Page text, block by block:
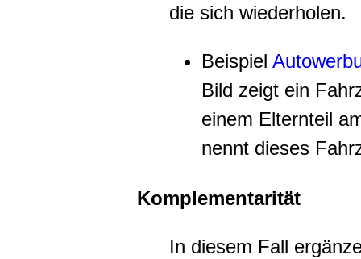
die sich wiederholen.
Beispiel
Bild zeigt ein
einem Elternteil
nennt dieses
Komplementarität
In diesem Fall